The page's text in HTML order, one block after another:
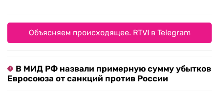
Объясняем происходящее. RTVI в Telegram
В МИД РФ назвали примерную сумму убытков
Евросоюза от санкций против России